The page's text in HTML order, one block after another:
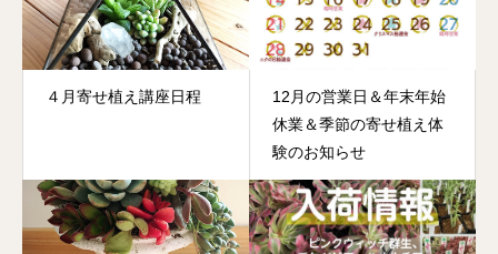
４月寄せ植え講座日程
12月の営業日＆年末年始
休業＆季節の寄せ植え体
験のお知らせ